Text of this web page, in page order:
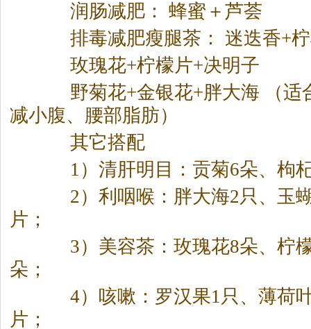
润肠减肥： 蜂蜜＋芦荟
排毒减肥瘦腿茶 ： 迷迭香+
玫瑰花+柠檬片+决明子
野菊花+金银花+胖大海 （适
减小腹、腰部脂肪）
其它搭配
1）清肝明目：贡菊6朵、枸
2）利咽喉：胖大海2只、玉
片；
3）美容茶 ：玫瑰花8朵、柠
朵；
4）咳嗽：罗汉果1只、薄荷
片；